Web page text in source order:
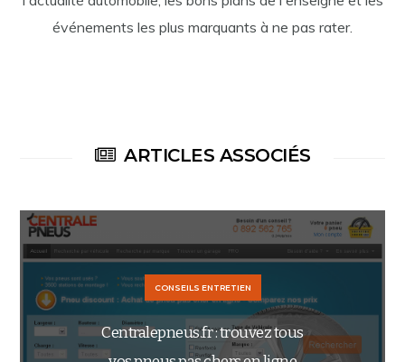
événements les plus marquants à ne pas rater.
ARTICLES ASSOCIÉS
CONSEILS ENTRETIEN
Centralepneus.fr : trouvez tous